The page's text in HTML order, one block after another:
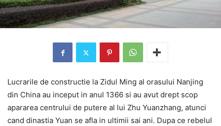
Lucrarile de constructie la Zidul Ming al orasului Nanjing
din China au inceput in anul 1366 si au avut drept scop
apararea centrului de putere al lui Zhu Yuanzhang, atunci
cand dinastia Yuan se afla in ultimii sai ani. Dupa ce rebelul